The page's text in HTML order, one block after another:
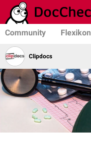
Community Flexikon
Clipdocs